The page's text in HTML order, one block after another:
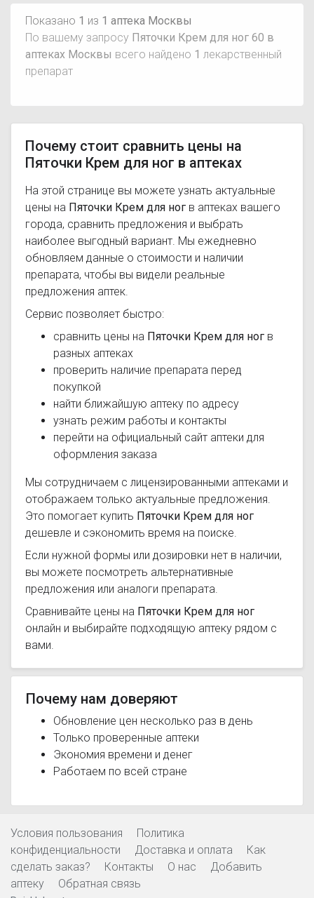
Показано 1 из 1 аптека Москвы
По вашему запросу Пяточки Крем для ног 60 в
аптеках Москвы всего найдено 1 лекарственный
препарат
Почему стоит сравнить цены на
Пяточки Крем для ног в аптеках
На этой странице вы можете узнать актуальные
цены на Пяточки Крем для ног в аптеках вашего
города, сравнить предложения и выбрать
наиболее выгодный вариант. Мы ежедневно
обновляем данные о стоимости и наличии
препарата, чтобы вы видели реальные
предложения аптек.
Сервис позволяет быстро:
сравнить цены на Пяточки Крем для ног в
разных аптеках
проверить наличие препарата перед
покупкой
найти ближайшую аптеку по адресу
узнать режим работы и контакты
перейти на официальный сайт аптеки для
оформления заказа
Мы сотрудничаем с лицензированными аптеками и
отображаем только актуальные предложения.
Это помогает купить Пяточки Крем для ног
дешевле и сэкономить время на поиске.
Если нужной формы или дозировки нет в наличии,
вы можете посмотреть альтернативные
предложения или аналоги препарата.
Сравнивайте цены на Пяточки Крем для ног
онлайн и выбирайте подходящую аптеку рядом с
вами.
Почему нам доверяют
Обновление цен несколько раз в день
Только проверенные аптеки
Экономия времени и денег
Работаем по всей стране
Условия пользования
Политика
конфиденциальности
Доставка и оплата
Как
сделать заказ?
Контакты О нас
Добавить
аптеку
Обратная связь